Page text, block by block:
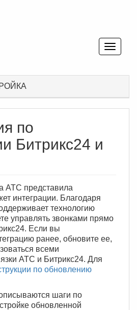
по
Битрикс24 и
АТС представила
интеграции. Благодаря
технологию
управлять звонками прямо
Если вы
ранее, обновите ее,
всеми
АТС и Битрикс24. Для
по обновлению
шаги по
обновленной